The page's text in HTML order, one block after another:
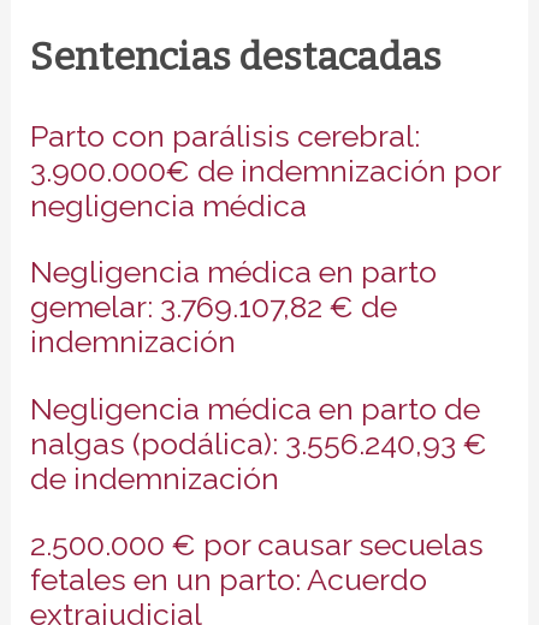
Sentencias destacadas
Parto con parálisis cerebral:
3.900.000€ de indemnización por
negligencia médica
Negligencia médica en parto
gemelar: 3.769.107,82 € de
indemnización
Negligencia médica en parto de
nalgas (podálica): 3.556.240,93 €
de indemnización
2.500.000 € por causar secuelas
fetales en un parto: Acuerdo
extrajudicial